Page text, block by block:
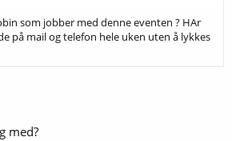
som jobber med denne eventen ? HAr
på mail og telefon hele uken uten å lykkes
med?